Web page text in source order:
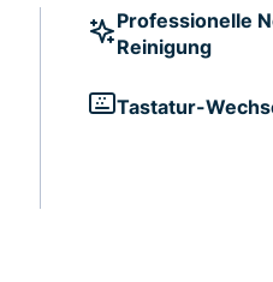
Professionelle
Reinigung
Tastatur-